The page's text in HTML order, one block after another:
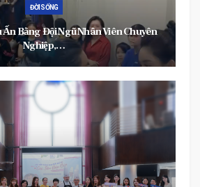
MyTV – Phá Vỡ Mọi Quy Tắc Xem Thể Thao
Thống…